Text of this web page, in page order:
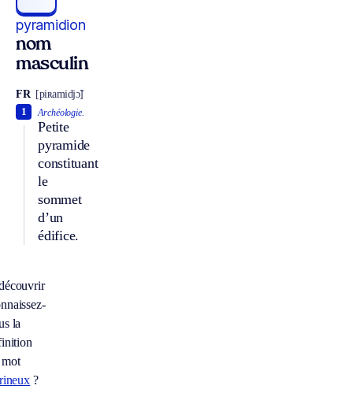
pyramidion
nom
masculin
FR [piʀamidjɔ̃]
Archéologie.
Petite
pyramide
constituant
le
sommet
d’un
édifice.
1
la
?